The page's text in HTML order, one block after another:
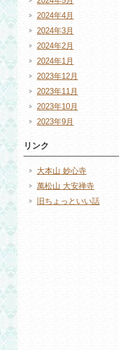
2024年4月
2024年3月
2024年2月
2024年1月
2023年12月
2023年11月
2023年10月
2023年9月
リンク
大本山 妙心寺
萬松山 大安禅寺
旧ちょっといい話